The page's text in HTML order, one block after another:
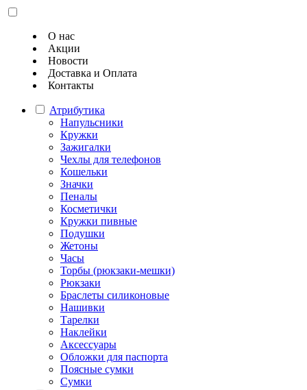
О нас
Акции
Новости
Доставка и Оплата
Контакты
Атрибутика
Напульсники
Кружки
Зажигалки
Чехлы для телефонов
Кошельки
Значки
Пеналы
Косметички
Кружки пивные
Подушки
Жетоны
Часы
Торбы (рюкзаки-мешки)
Рюкзаки
Браслеты силиконовые
Нашивки
Тарелки
Наклейки
Аксессуары
Обложки для паспорта
Поясные сумки
Сумки